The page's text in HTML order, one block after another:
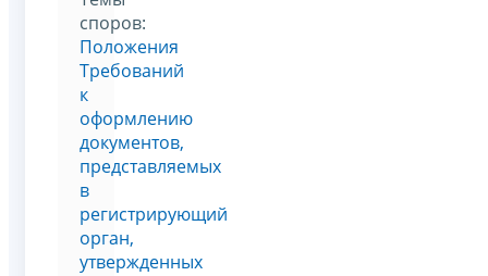
споров:
Положения
Требований
к
оформлению
документов,
представляемых
в
регистрирующий
орган,
утвержденных